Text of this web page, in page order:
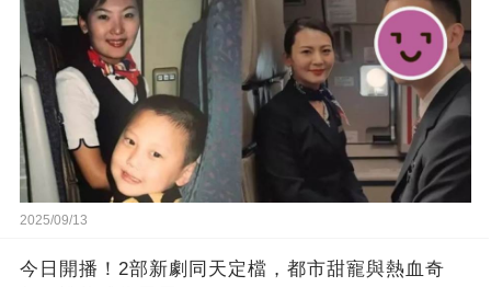
2025/09/13
今日開播！2部新劇同天定檔，都市甜寵與熱血奇